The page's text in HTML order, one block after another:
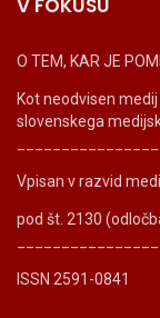
O TEM, KAR JE
Kot neodvisen
slovenskega
Vpisan v razvid
pod št. 2130
ISSN 2591-0841